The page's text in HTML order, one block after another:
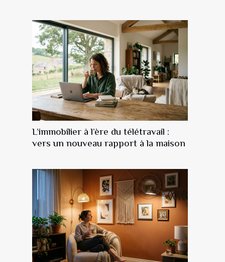
L’immobilier à l’ère du télétravail :
vers un nouveau rapport à la maison